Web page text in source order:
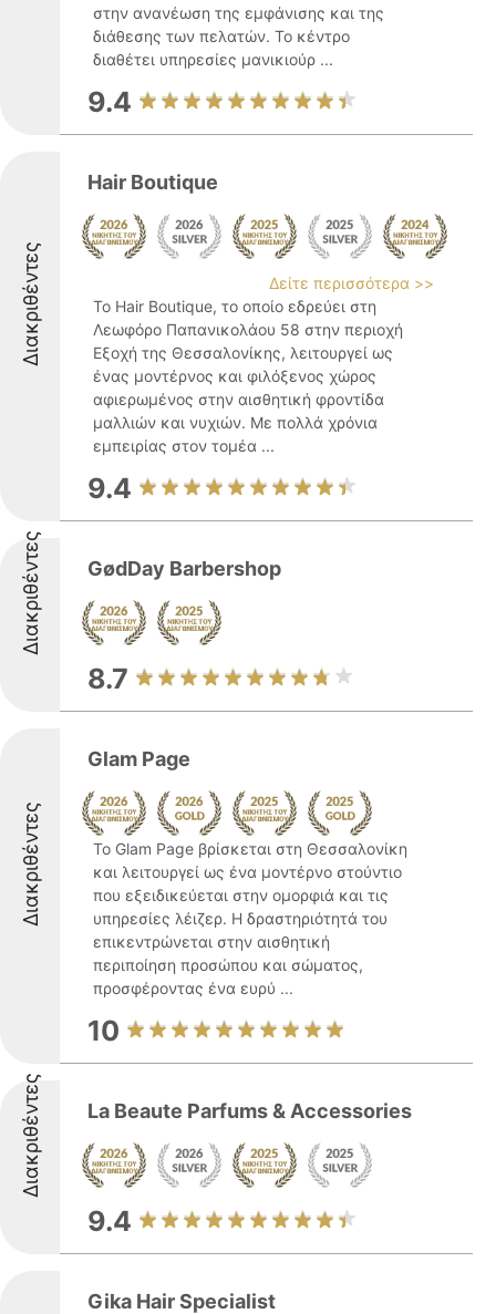
στην ανανέωση της εμφάνισης και της
διάθεσης των πελατών. Το κέντρο
διαθέτει υπηρεσίες μανικιούρ ...
9.4
Διακριθέντες
Hair Boutique
Δείτε περισσότερα >>
Το Hair Boutique, το οποίο εδρεύει στη
Λεωφόρο Παπανικολάου 58 στην περιοχή
Εξοχή της Θεσσαλονίκης, λειτουργεί ως
ένας μοντέρνος και φιλόξενος χώρος
αφιερωμένος στην αισθητική φροντίδα
μαλλιών και νυχιών. Με πολλά χρόνια
εμπειρίας στον τομέα ...
9.4
Διακριθέντες GødDay Barbershop
8.7
Διακριθέντες
Glam Page
Το Glam Page βρίσκεται στη Θεσσαλονίκη
και λειτουργεί ως ένα μοντέρνο στούντιο
που εξειδικεύεται στην ομορφιά και τις
υπηρεσίες λέιζερ. Η δραστηριότητά του
επικεντρώνεται στην αισθητική
περιποίηση προσώπου και σώματος,
προσφέροντας ένα ευρύ ...
10
Διακριθέντες La Beaute Parfums & Accessories
9.4
Gika Hair Specialist